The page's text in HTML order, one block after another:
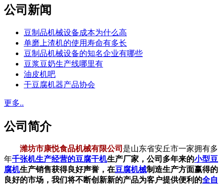
公司新闻
豆制品机械设备成本为什么高
单磨上渣机的使用寿命有多长
豆制品机械设备的知名企业有哪些
豆浆豆奶生产线哪里有
油皮机吧
干豆腐机器产品协会
更多..
公司简介
潍坊市康悦食品机械有限公司 是山东省安丘市一家拥有多
年千张机生产经营的豆腐干机生产厂家，公司多年来的小型豆
腐机生产销售获得良好声誉，在豆腐机械制造生产方面赢得的
良好的市场，我们将不断创新新的产品为客户提供便利的全自